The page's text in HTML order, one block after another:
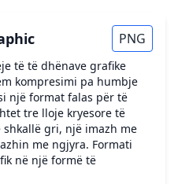
PNG
të të dhënave grafike
kompresimi pa humbje
një format falas për të
tre lloje kryesore të
gri, një imazh me
me ngjyra. Formati
në një formë të